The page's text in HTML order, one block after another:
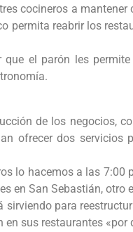
cocineros a
permita reabrir los
el parón les
de los negocios,
ofrecer dos
lo hacemos a las
en San Sebastián, otro
para
en sus restaurantes «por